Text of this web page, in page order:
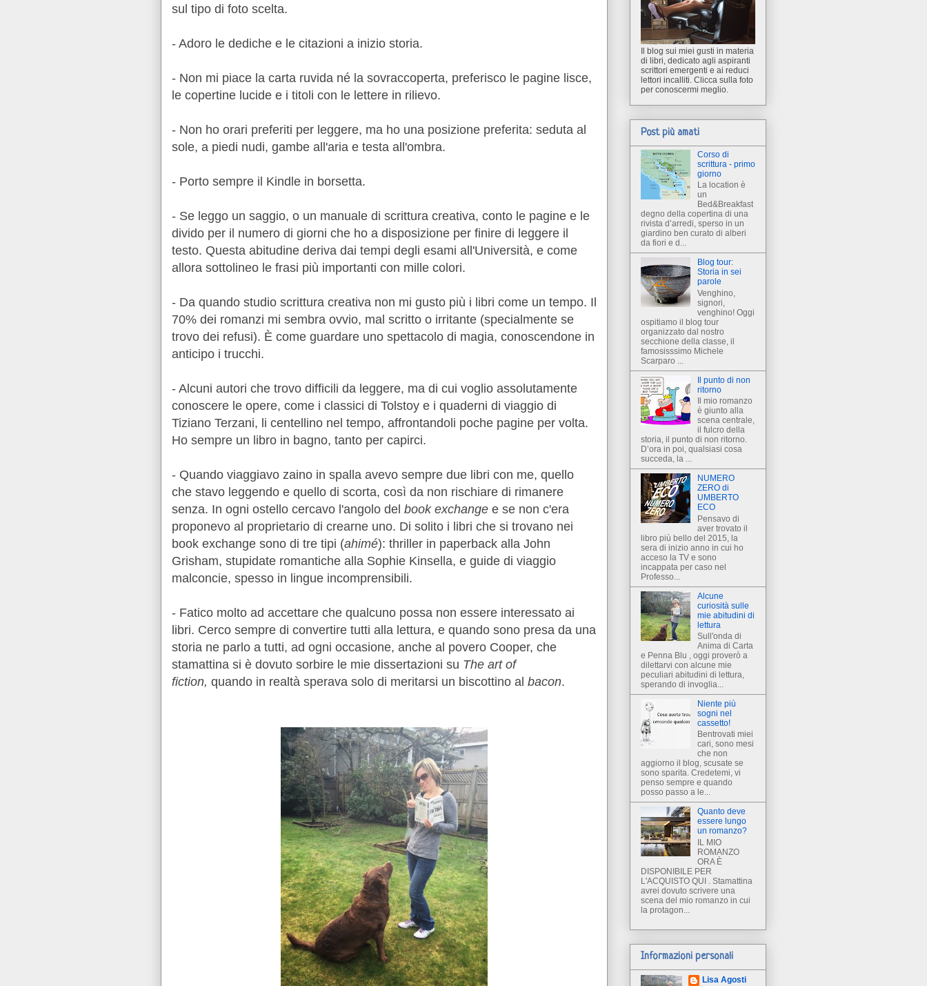
sul tipo di foto scelta.
- Adoro le dediche e le citazioni a inizio storia.
- Non mi piace la carta ruvida né la sovraccoperta, preferisco le pagine lisce,
le copertine lucide e i titoli con le lettere in rilievo.
- Non ho orari preferiti per leggere, ma ho una posizione preferita: seduta al
sole, a piedi nudi, gambe all'aria e testa all'ombra.
- Porto sempre il Kindle in borsetta.
- Se leggo un saggio, o un manuale di scrittura creativa, conto le pagine e le
divido per il numero di giorni che ho a disposizione per finire di leggere il
testo. Questa abitudine deriva dai tempi degli esami all'Università, e come
allora sottolineo le frasi più importanti con mille colori.
- Da quando studio scrittura creativa non mi gusto più i libri come un tempo. Il
70% dei romanzi mi sembra ovvio, mal scritto o irritante (specialmente se
trovo dei refusi). È come guardare uno spettacolo di magia, conoscendone in
anticipo i trucchi.
- Alcuni autori che trovo difficili da leggere, ma di cui voglio assolutamente
conoscere le opere, come i classici di Tolstoy e i quaderni di viaggio di
Tiziano Terzani, li centellino nel tempo, affrontandoli poche pagine per volta.
Ho sempre un libro in bagno, tanto per capirci.
- Quando viaggiavo zaino in spalla avevo sempre due libri con me, quello
che stavo leggendo e quello di scorta, così da non rischiare di rimanere
senza. In ogni ostello cercavo l'angolo del book exchange e se non c'era
proponevo al proprietario di crearne uno. Di solito i libri che si trovano nei
book exchange sono di tre tipi (ahimé): thriller in paperback alla John
Grisham, stupidate romantiche alla Sophie Kinsella, e guide di viaggio
malconcie, spesso in lingue incomprensibili.
- Fatico molto ad accettare che qualcuno possa non essere interessato ai
libri. Cerco sempre di convertire tutti alla lettura, e quando sono presa da una
storia ne parlo a tutti, ad ogni occasione, anche al povero Cooper, che
stamattina si è dovuto sorbire le mie dissertazioni su The art of
fiction, quando in realtà sperava solo di meritarsi un biscottino al bacon.
Il blog sui miei gusti in materia
di libri, dedicato agli aspiranti
scrittori emergenti e ai reduci
lettori incalliti. Clicca sulla foto
per conoscermi meglio.
Post più amati
Corso di
scrittura - primo
giorno
La location è
un
Bed&Breakfast
degno della copertina di una
rivista d’arredi, sperso in un
giardino ben curato di alberi
da fiori e d...
Blog tour:
Storia in sei
parole
Venghino,
signori,
venghino! Oggi
ospitiamo il blog tour
organizzato dal nostro
secchione della classe, il
famosisssimo Michele
Scarparo ...
Il punto di non
ritorno
Il mio romanzo
è giunto alla
scena centrale,
il fulcro della
storia, il punto di non ritorno.
D’ora in poi, qualsiasi cosa
succeda, la ...
NUMERO
ZERO di
UMBERTO
ECO
Pensavo di
aver trovato il
libro più bello del 2015, la
sera di inizio anno in cui ho
acceso la TV e sono
incappata per caso nel
Professo...
Alcune
curiosità sulle
mie abitudini di
lettura
Sull'onda di
Anima di Carta
e Penna Blu , oggi proverò a
dilettarvi con alcune mie
peculiari abitudini di lettura,
sperando di invoglia...
Niente più
sogni nel
cassetto!
Bentrovati miei
cari, sono mesi
che non
aggiorno il blog, scusate se
sono sparita. Credetemi, vi
penso sempre e quando
posso passo a le...
Quanto deve
essere lungo
un romanzo?
IL MIO
ROMANZO
ORA È
DISPONIBILE PER
L'ACQUISTO QUI . Stamattina
avrei dovuto scrivere una
scena del mio romanzo in cui
la protagon...
Informazioni personali
Lisa Agosti